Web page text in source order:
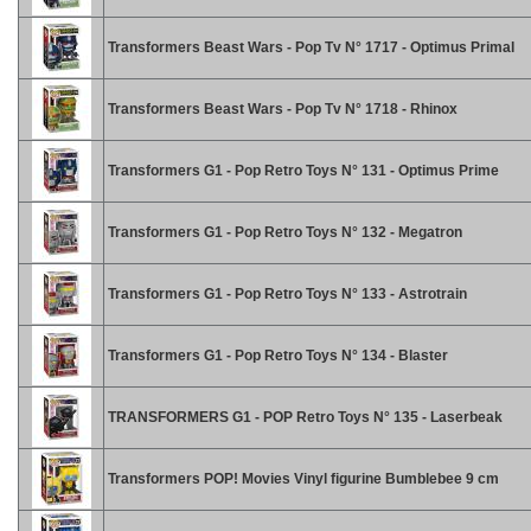
Transformers Beast Wars - Pop Tv N° 1717 - Optimus Primal
Transformers Beast Wars - Pop Tv N° 1718 - Rhinox
Transformers G1 - Pop Retro Toys N° 131 - Optimus Prime
Transformers G1 - Pop Retro Toys N° 132 - Megatron
Transformers G1 - Pop Retro Toys N° 133 - Astrotrain
Transformers G1 - Pop Retro Toys N° 134 - Blaster
TRANSFORMERS G1 - POP Retro Toys N° 135 - Laserbeak
Transformers POP! Movies Vinyl figurine Bumblebee 9 cm